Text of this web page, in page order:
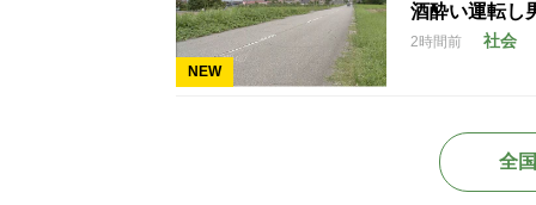
NEW
酒酔い運転
2時間前 社会
全